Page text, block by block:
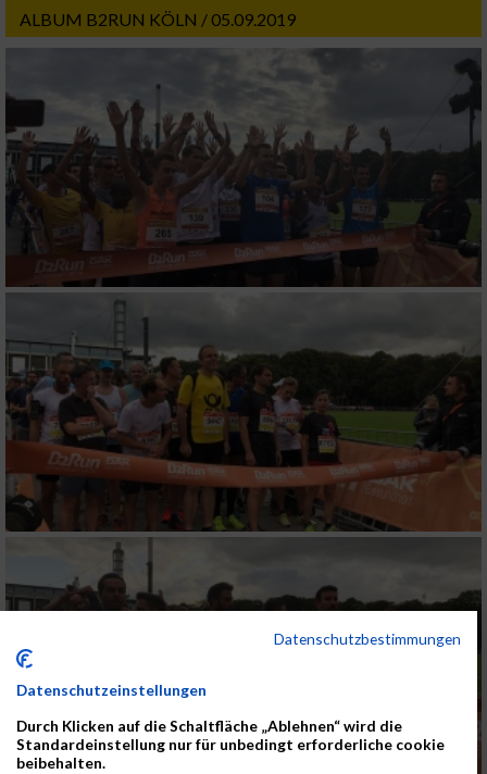
ALBUM B2RUN KÖLN / 05.09.2019
Datenschutzbestimmungen
Datenschutzeinstellungen
Durch Klicken auf die Schaltfläche „Ablehnen“ wird die
Standardeinstellung nur für unbedingt erforderliche cookie
beibehalten.